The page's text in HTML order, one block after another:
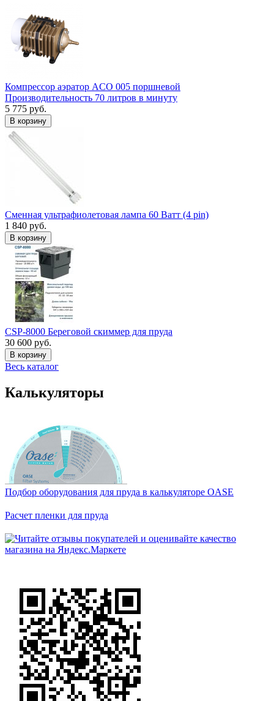
Компрессор аэратор ACO 005 поршневой
Производительность 70 литров в минуту
5 775 руб.
В корзину
Сменная ультрафиолетовая лампа 60 Ватт (4 pin)
1 840 руб.
В корзину
CSP-8000 Береговой скиммер для пруда
30 600 руб.
В корзину
Весь каталог
Калькуляторы
Подбор оборудования для пруда в калькуляторе OASE
Расчет пленки для пруда